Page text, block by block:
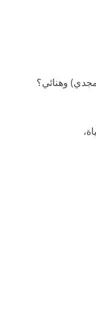
وهنائي؟